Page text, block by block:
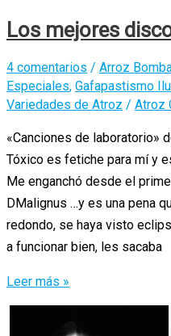
Los mejores
4 comentarios / Arroz
Especiales, Gafapastismo
Variedades de Atroz / Atroz
«Canciones de laboratorio»
Tóxico es fetiche para mí y
Me enganchó desde el
DMalignus …y es una pena
redondo, se haya visto
a funcionar bien, les sacaba
Los
mejores
Leer más »